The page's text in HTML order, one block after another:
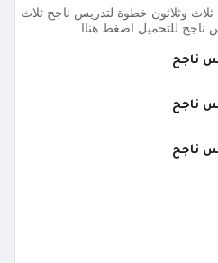
وثلاثون خطوة لتدريس ناجح ثلاث
ناجح للتحميل اضغط هناا
ناجح
ناجح
ناجح